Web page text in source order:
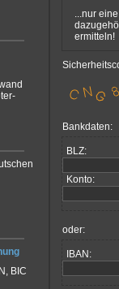
BIC
...nur
ermitteln!
Bankdaten:
BLZ:
Konto:
oder:
IBAN: